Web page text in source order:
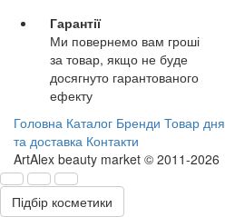
Гарантії
Ми повернемо вам гроші
за товар, якщо не буде
досягнуто гарантованого
ефекту
Головна Каталог Бренди Товар дня
та доставка Контакти
ArtAlex beauty market © 2011-2026
Підбір косметики